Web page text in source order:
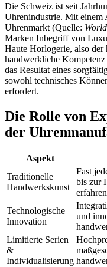
Die Schweiz ist seit
Uhrenindustrie. Mit einem
Uhrenmarkt (Quelle:
Marken Inbegriff von
Haute Horlogerie, also
handwerkliche
das Resultat eines
sowohl technisches
erfordert.
Die Rolle von
der
Aspekt
Traditionelle
Handwerkskunst
Fast
bis zur
Technologische
Innovation
und
Limitierte Serien
&
Individualisierung